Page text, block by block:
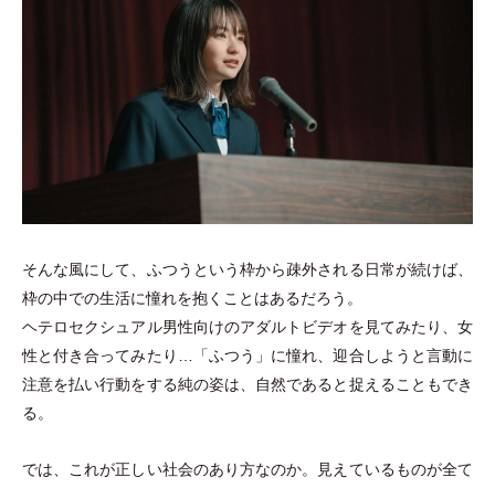
そんな風にして、ふつうという枠から疎外される日常が続けば、
枠の中での生活に憧れを抱くことはあるだろう。
ヘテロセクシュアル男性向けのアダルトビデオを見てみたり、女
性と付き合ってみたり…
「ふつう 」 に憧れ、迎合しようと言動に
注意を払い行動をする純の姿は、自然であると捉えることもでき
る。
では、これが正しい社会のあり方なのか。見えているものが全て